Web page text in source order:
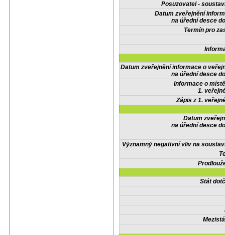
Posuzovatel -
Datum zveřejnění
na úřední desce
Termín pro
Datum zveřejnění informace o
na úřední desce
Informace o
1.
Zápis z 1.
Datum
na úřední desce
Významný negativní vliv na
Stát